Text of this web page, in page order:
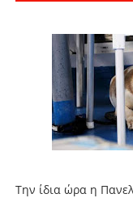
Την ίδια ώρα η